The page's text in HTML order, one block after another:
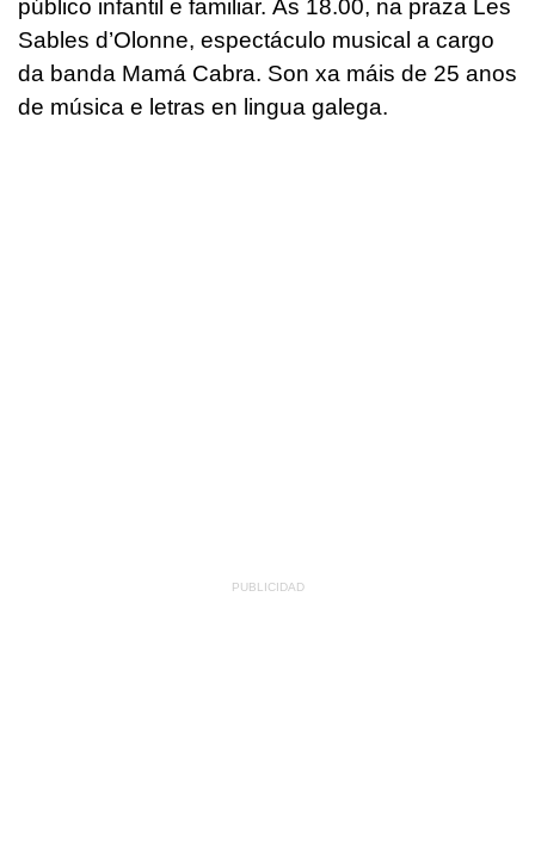
público infantil e familiar. Ás 18.00, na praza Les
Sables d’Olonne, espectáculo musical a cargo
da banda Mamá Cabra. Son xa máis de 25 anos
de música e letras en lingua galega.